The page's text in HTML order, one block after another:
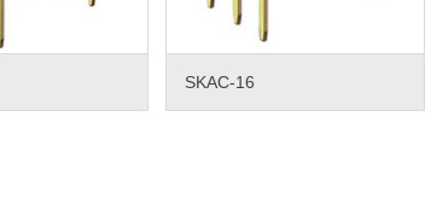
SKAC-16